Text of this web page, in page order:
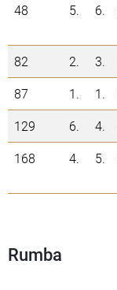
48 5. 6.
82 2. 3.
87
1. 1.
129
6. 4.
168
4. 5.
Rumba